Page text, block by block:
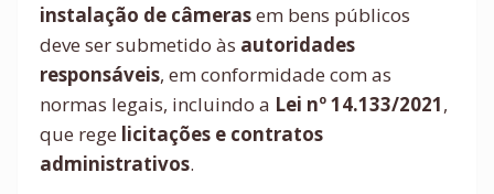
instalação de câmerasem bens públicos
deve ser submetido às autoridades
responsáveis, em conformidade com as
normas legais, incluindo a Lei nº 14.133/2021,
que rege licitações e contratos
administrativos.